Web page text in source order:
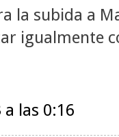
la subida a
igualmente
las 0:16